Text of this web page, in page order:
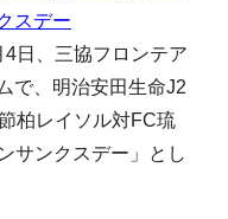
スデー
日、三協フロンテア
で、明治安田生命J2
柏レイソル対FC琉
サンクスデー」とし